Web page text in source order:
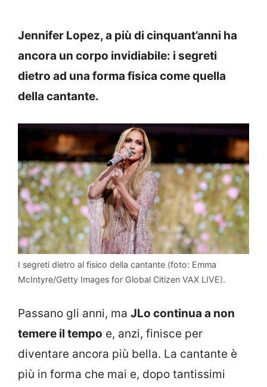
Jennifer Lopez, a più di cinquant’anni ha
ancora un corpo invidiabile: i segreti
dietro ad una forma fisica come quella
della cantante.
I segreti dietro al fisico della cantante (foto: Emma
McIntyre/Getty Images for Global Citizen VAX LIVE).
Passano gli anni, ma JLo continua a non
temere il tempo e, anzi, finisce per
diventare ancora più bella. La cantante è
più in forma che mai e, dopo tantissimi